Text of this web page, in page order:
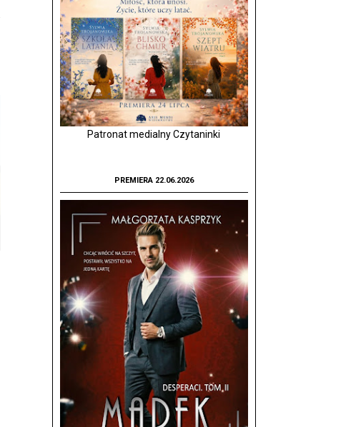
Patronat medialny Czytaninki
PREMIERA 22.06.2026